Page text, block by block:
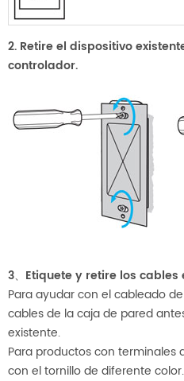
2. Retire el dispositivo
controlador.
3、Etiquete y retire los cables
Para ayudar con el cableado
cables de la caja de pared
existente.
Para productos con terminales
con el tornillo de diferente color.